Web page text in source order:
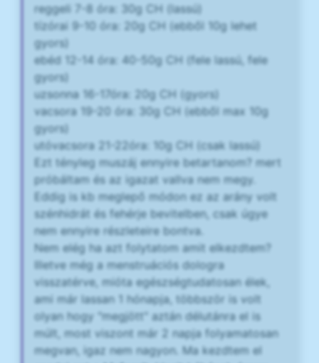
reggeli 7-8 óra: 30g CH (lassú)
tízórai 9-10 óra: 20g CH (ebből 10g lehet
gyors)
ebéd 12-14 óra: 40-50g CH (fele lassú, fele
gyors)
uzsonna 16-17óra: 20g CH (gyors)
vacsora 19-20 óra: 30g CH (ebből max 10g
gyors)
utóvacsora 21-22óra: 10g CH (csak lassú)
Ezt tényleg muszáj ennyire betartanom? mert
próbáltam és az igazat vallva nem megy.
Eddig is kb meglepő módon ez az arány volt
szénhidrát és fehérje bevitelben, csak úgye
nem ennyire részleteire bontva.
Nem elég ha azt folytatom amit elkezdtem?
Illetve még a menstruációs dologra
visszatérve, mióta egészségtudatosan élek,
ami már lassan 1 hónapja, többször is volt
olyan hogy "megjött" aztán délutánra el is
múlt, most viszont már 2 napja folyamatosan
megvan, igaz nem nagyon. Ma kezdtem el